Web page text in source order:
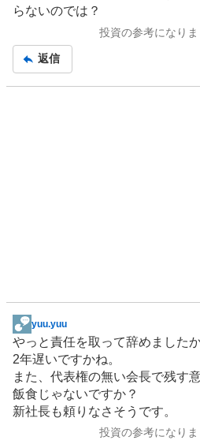
事
らないのでは？
投資の参考になりま
返信
掲
示
板
記
事
yuu.yuu
やっと責任を取って辞めましたか
2年遅いですかね。
また、代表権の無い会長で残す
飯食じゃないですか？
新社長も頼りなさそうです。
投資の参考になりま